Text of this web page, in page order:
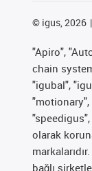
© igus, 2026
"Apiro",
chain
"igubal",
"motionary",
olarak
bağlı